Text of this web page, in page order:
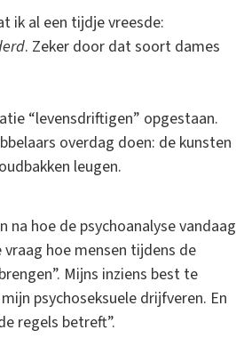
ik al een tijdje vreesde:
. Zeker door dat soort dames
“levensdriftigen” opgestaan.
overdag doen: de kunsten
leugen.
na hoe de psychoanalyse vandaag
hoe mensen tijdens de
Mijns inziens best te
psychoseksuele drijfveren. En
regels betreft”.